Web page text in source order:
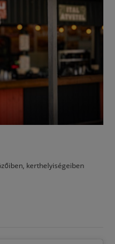
kerthelyiségeiben